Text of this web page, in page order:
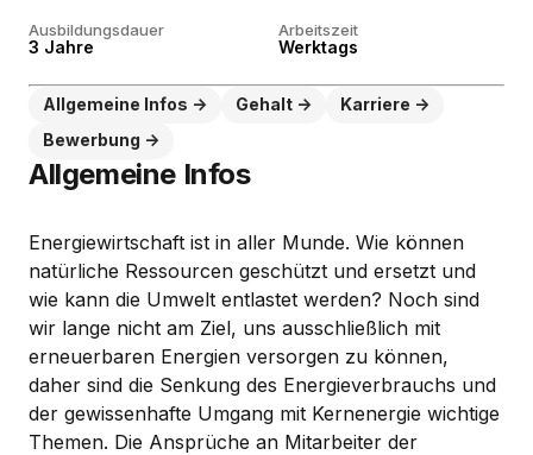
Ausbildungsdauer
3 Jahre
Arbeitszeit
Werktags
Allgemeine Infos Gehalt
Karriere
Bewerbung
Allgemeine Infos
Energiewirtschaft ist in aller Munde. Wie können
natürliche Ressourcen geschützt und ersetzt und
wie kann die Umwelt entlastet werden? Noch sind
wir lange nicht am Ziel, uns ausschließlich mit
erneuerbaren Energien versorgen zu können,
daher sind die Senkung des Energieverbrauchs und
der gewissenhafte Umgang mit Kernenergie wichtige
Themen. Die Ansprüche an Mitarbeiter der